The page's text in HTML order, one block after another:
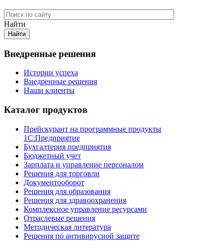
Найти
Внедренные решения
Истории успеха
Внедренные решения
Наши клиенты
Каталог продуктов
Прейскурант на программные продукты
1С:Предприятие
Бухгалтерия предприятия
Бюджетный учет
Зарплата и управление персоналом
Решения для торговли
Документооборот
Решения для образования
Решения для здравоохранения
Комплексное управление ресурсами
Отраслевые решения
Методическая литература
Решения по антивирусной защите